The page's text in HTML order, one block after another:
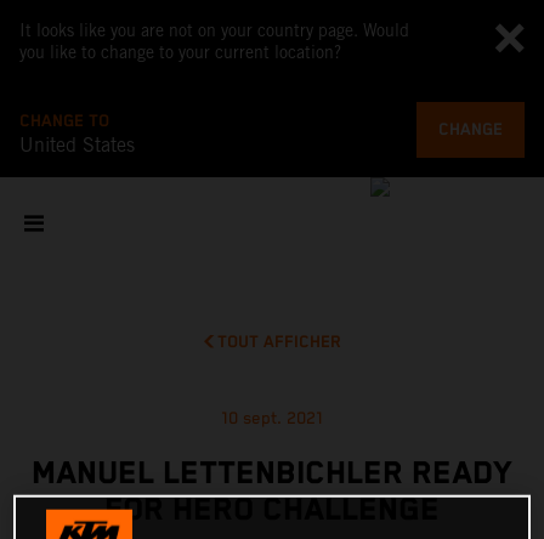
It looks like you are not on your country page. Would
you like to change to your current location?
CHANGE TO
United States
CHANGE
TOUT AFFICHER
10 sept. 2021
MANUEL LETTENBICHLER READY
FOR HERO CHALLENGE